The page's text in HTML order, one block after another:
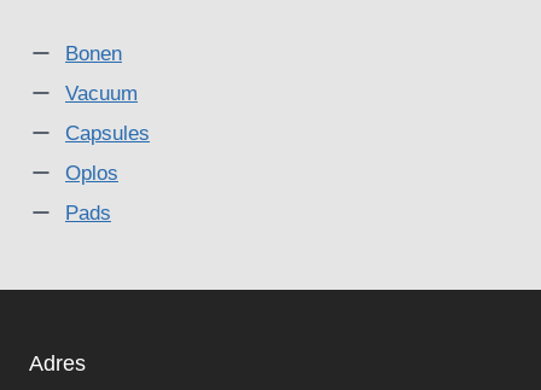
Bonen
Vacuum
Capsules
Oplos
Pads
Adres